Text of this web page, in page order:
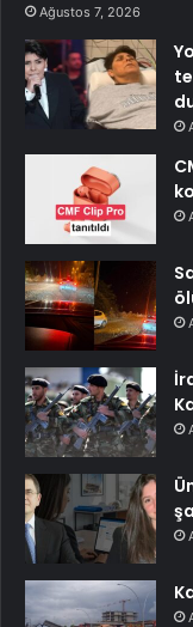
Ağustos 7, 2026